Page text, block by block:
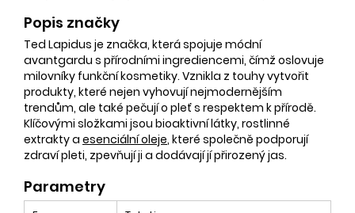
Popis značky
Ted Lapidus je značka, která spojuje módní
avantgardu s přírodními ingrediencemi, čímž oslovuje
milovníky funkční kosmetiky. Vznikla z touhy vytvořit
produkty, které nejen vyhovují nejmodernějším
trendům, ale také pečují o pleť s respektem k přírodě.
Klíčovými složkami jsou bioaktivní látky, rostlinné
extrakty a esenciální oleje, které společně podporují
zdraví pleti, zpevňují ji a dodávají jí přirozený jas.
Parametry